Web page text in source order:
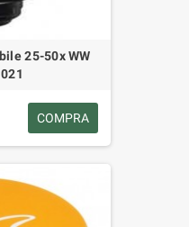
25-50x WW
COMPRA